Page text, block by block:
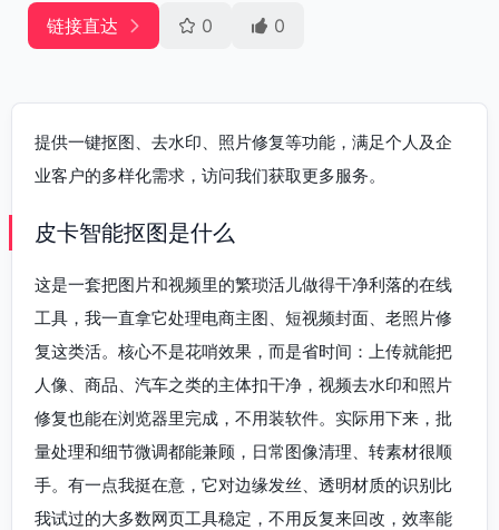
链接直达 0 0
提供一键抠图、去水印、照片修复等功能，满足个人及企
业客户的多样化需求，访问我们获取更多服务。
皮卡智能抠图是什么
这是一套把图片和视频里的繁琐活儿做得干净利落的在线
工具，我一直拿它处理电商主图、短视频封面、老照片修
复这类活。核心不是花哨效果，而是省时间：上传就能把
人像、商品、汽车之类的主体扣干净，视频去水印和照片
修复也能在浏览器里完成，不用装软件。实际用下来，批
量处理和细节微调都能兼顾，日常图像清理、转素材很顺
手。有一点我挺在意，它对边缘发丝、透明材质的识别比
我试过的大多数网页工具稳定，不用反复来回改，效率能